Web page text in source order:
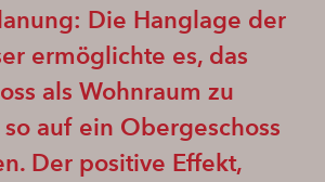
Die Hanglage der
ermöglichte es, das
als Wohnraum zu
auf ein Obergeschoss
Der positive Effekt,